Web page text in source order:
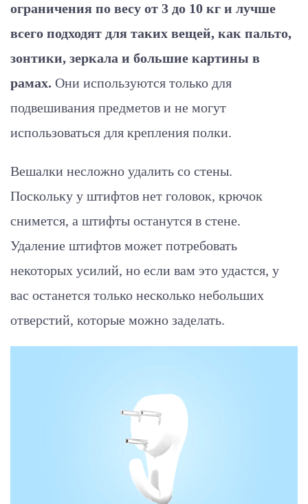
ограничения по весу от 3 до 10 кг и лучше
всего подходят для таких вещей, как пальто,
зонтики, зеркала и большие картины в
рамах. Они используются только для
подвешивания предметов и не могут
использоваться для крепления полки.
Вешалки несложно удалить со стены.
Поскольку у штифтов нет головок, крючок
снимется, а штифты останутся в стене.
Удаление штифтов может потребовать
некоторых усилий, но если вам это удастся, у
вас останется только несколько небольших
отверстий, которые можно заделать.